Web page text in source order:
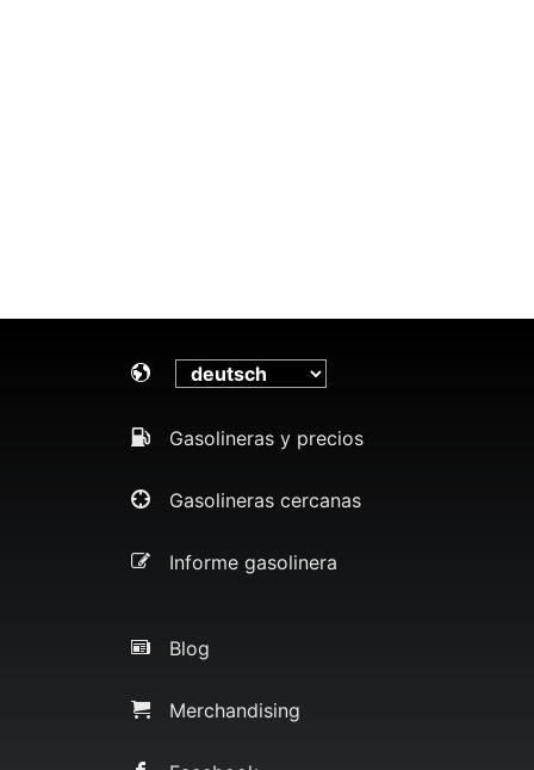
Gasolineras y precios
Gasolineras cercanas
Informe gasolinera
Blog
Merchandising